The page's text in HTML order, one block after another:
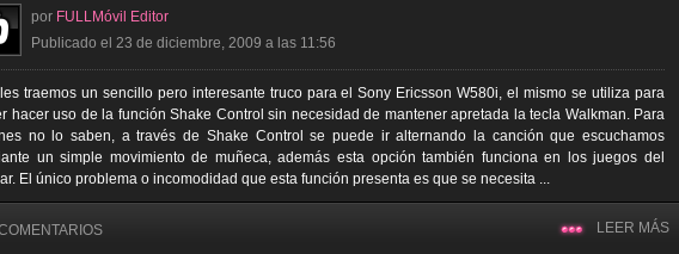
por FULLMóvil Editor
Publicado el 23 de diciembre, 2009 a las 11:56
traemos un sencillo pero interesante truco para el Sony Ericsson W580i, el mismo se utiliza para
hacer uso de la función Shake Control sin necesidad de mantener apretada la tecla Walkman. Para
no lo saben, a través de Shake Control se puede ir alternando la canción que escuchamos
un simple movimiento de muñeca, además esta opción también funciona en los juegos del
El único problema o incomodidad que esta función presenta es que se necesita ...
LEER MÁS